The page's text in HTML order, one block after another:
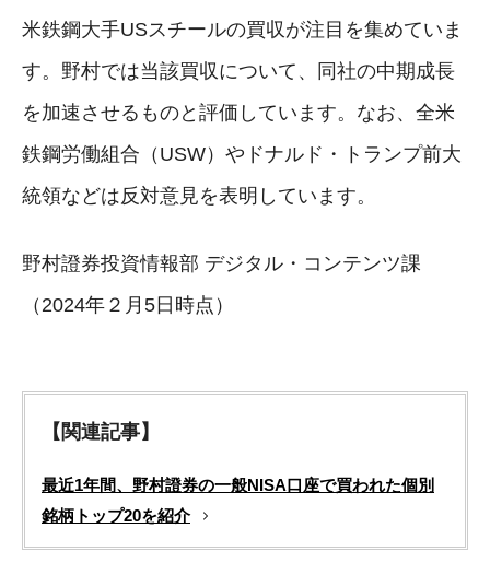
米鉄鋼大手USスチールの買収が注目を集めていま
す。野村では当該買収について、同社の中期成長
を加速させるものと評価しています。なお、全米
鉄鋼労働組合（USW）やドナルド・トランプ前大
統領などは反対意見を表明しています。
野村證券投資情報部 デジタル・コンテンツ課
（2024年２月5日時点）
【関連記事】
最近1年間、野村證券の一般NISA口座で買われた個別
銘柄トップ20を紹介